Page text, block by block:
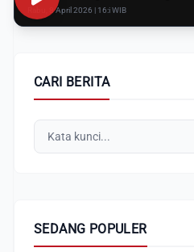
Rabu, 8 April 2026 | 16:i WIB
CARI BERITA
SEDANG POPULER